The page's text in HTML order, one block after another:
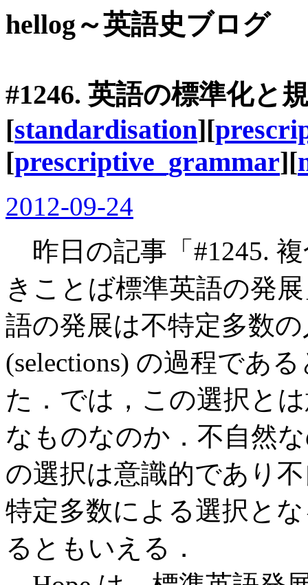
hellog～英語史ブログ
#1246. 英語の標準化と
[standardisation][
[prescriptive_grammar][
2012-09-24
昨日の記事「#1245.
きことば標準英語の発
語の発展は不特定多数
(selections) の過程であ
た．では，この選択と
なものなのか．不自然
の選択は意識的であり
特定多数による選択と
るともいえる．